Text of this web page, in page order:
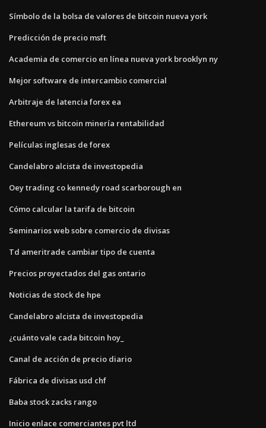
Símbolo de la bolsa de valores de bitcoin nueva york
Predicción de precio msft
Academia de comercio en línea nueva york brooklyn ny
Mejor software de intercambio comercial
Arbitraje de latencia forex ea
Ethereum vs bitcoin minería rentabilidad
Películas inglesas de forex
Candelabro alcista de investopedia
Oey trading co kennedy road scarborough en
Cómo calcular la tarifa de bitcoin
Seminarios web sobre comercio de divisas
Td ameritrade cambiar tipo de cuenta
Precios proyectados del gas ontario
Noticias de stock de hpe
Candelabro alcista de investopedia
¿cuánto vale cada bitcoin hoy_
Canal de acción de precio diario
Fábrica de divisas usd chf
Baba stock zacks rango
Inicio enlace comerciantes pvt ltd